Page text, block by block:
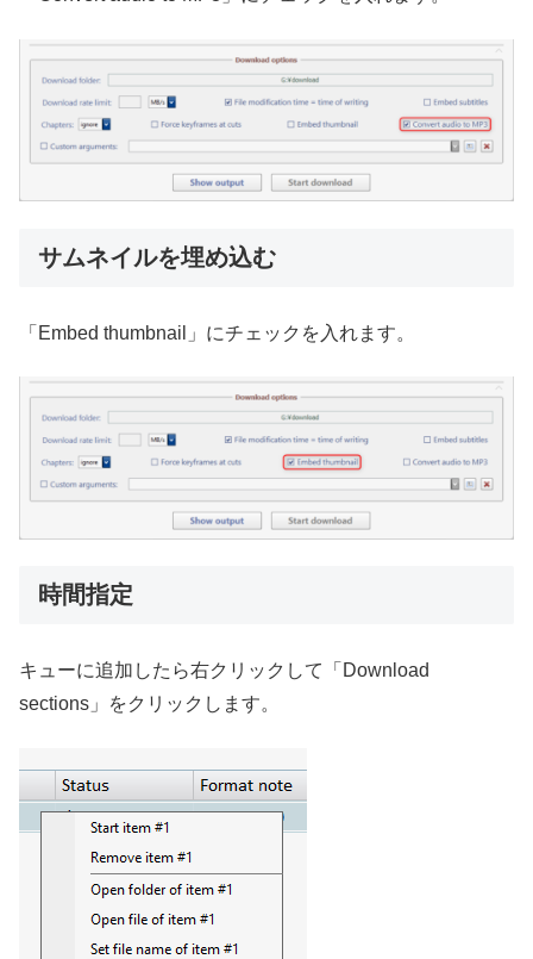
サムネイルを埋め込む
「Embed thumbnail」にチェックを入れます。
時間指定
キューに追加したら右クリックして「Download
sections」をクリックします。